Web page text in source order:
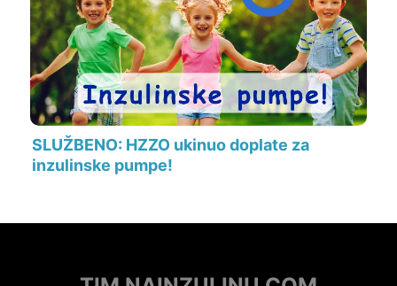
SLUŽBENO: HZZO ukinuo doplate za
inzulinske pumpe!